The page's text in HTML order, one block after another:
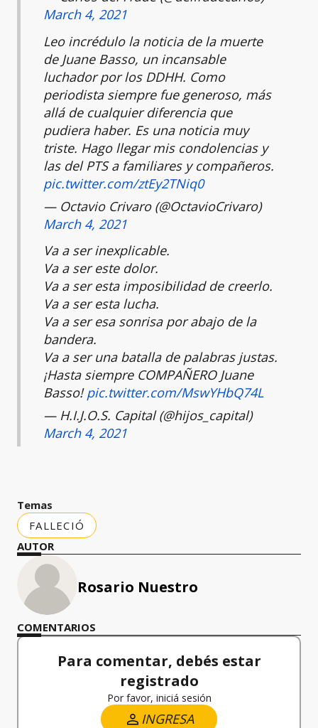
March 4, 2021
Leo incrédulo la noticia de la muerte
de Juane Basso, un incansable
luchador por los DDHH. Como
periodista siempre fue generoso, más
allá de cualquier diferencia que
pudiera haber. Es una noticia muy
triste. Hago llegar mis condolencias y
las del PTS a familiares y compañeros.
pic.twitter.com/ztEy2TNiq0
— Octavio Crivaro (@OctavioCrivaro)
March 4, 2021
Va a ser inexplicable.
Va a ser este dolor.
Va a ser esta imposibilidad de creerlo.
Va a ser esta lucha.
Va a ser esa sonrisa por abajo de la
bandera.
Va a ser una batalla de palabras justas.
¡Hasta siempre COMPAÑERO Juane
Basso!pic.twitter.com/MswYHbQ74L
— H.I.J.O.S. Capital (@hijos_capital)
March 4, 2021
Temas
FALLECIÓ
AUTOR
Rosario Nuestro
COMENTARIOS
Para comentar, debés estar
registrado
Por favor, iniciá sesión
INGRESA